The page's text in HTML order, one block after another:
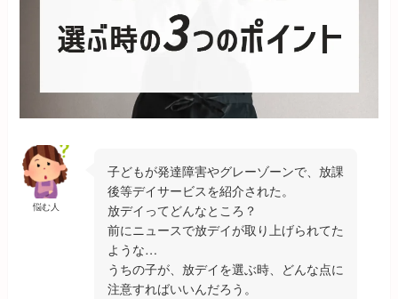
悩む人
子どもが発達障害やグレーゾーンで、放課
後等デイサービスを紹介された。
放デイってどんなところ？
前にニュースで放デイが取り上げられてた
ような…
うちの子が、放デイを選ぶ時、どんな点に
注意すればいいんだろう。